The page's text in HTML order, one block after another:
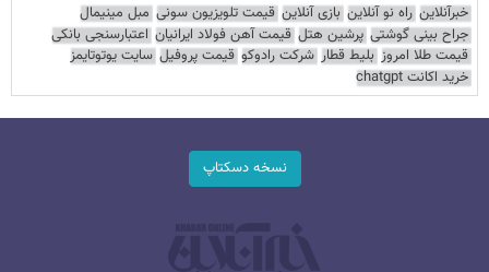
خبرآنلاین راه نو آنلاین بازی آنلاین قیمت تلویزیون سونی مبل مینیمال
جراح بینی گوشتی پرشین هتل قیمت آهن فولاد ایرانیان اعتبارسنجی بانکی
قیمت طلا امروز بلیط قطار شرکت رادوکو قیمت پروفیل سایت یوتوتایمز
خرید اکانت chatgpt
نسخه دسکتاپ